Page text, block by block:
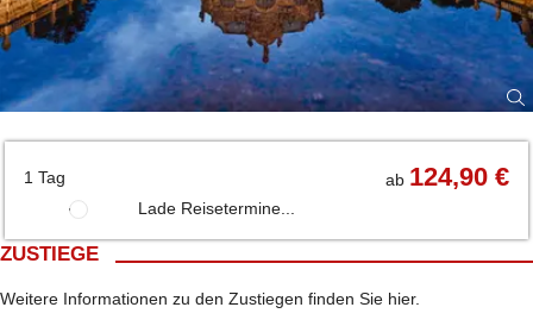
1 Tag ab 124,90 €
Lade Reisetermine...
ZUSTIEGE
Weitere Informationen zu den Zustiegen finden Sie hier.